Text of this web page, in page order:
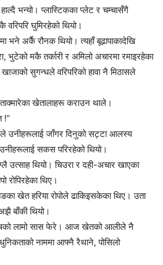
भन्यो। प्लास्टिकका प्लेट र चम्चासँगै
घुमिरहेको थियो।
भने अर्कै रौनक थियो। त्यहाँ बूढापाकादेखि
भुटेको मकै तर्कारी र अमिलो अचारमा रमाइरहेका
सुगन्धले वरिपरिको हावा नै मिठासले
खेतालाहरू कराउन थाले।
!”
उनीहरूलाई जाँगर दिनुको सट्टा आलस्य
सकस परिरहेको थियो।
उत्साह थियो। चिउरा र दही-अचार खाएका
रोपिरहेका थिए।
खेत हरिया रोपोले ढाकिइसकेका थिए। उता
बाँकी थियो।
लामो सास फेरे। आज खेतको आलीले नै
नाममा आफ्नै रैथाने, पोसिलो